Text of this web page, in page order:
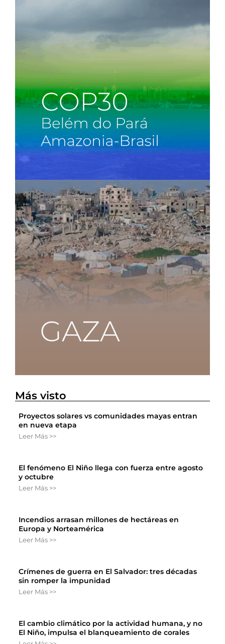
Más visto
Proyectos solares vs comunidades mayas entran
en nueva etapa
Leer Más >>
El fenómeno El Niño llega con fuerza entre agosto
y octubre
Leer Más >>
Incendios arrasan millones de hectáreas en
Europa y Norteamérica
Leer Más >>
Crímenes de guerra en El Salvador: tres décadas
sin romper la impunidad
Leer Más >>
El cambio climático por la actividad humana, y no
El Niño, impulsa el blanqueamiento de corales